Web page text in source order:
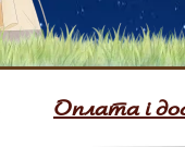
Оплата і